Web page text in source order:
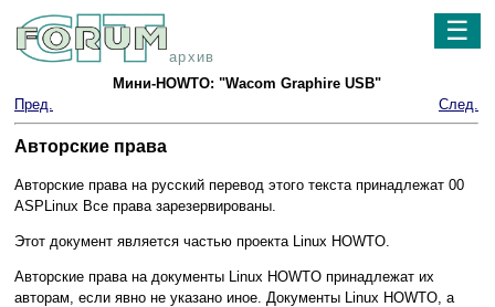
архив
☰
Мини-HOWTO: "Wacom Graphire USB"
Пред.
След.
Авторские права
Авторские права на русский перевод этого текста принадлежат 00
ASPLinux Все права зарезервированы.
Этот документ является частью проекта Linux HOWTO.
Авторские права на документы Linux HOWTO принадлежат их
авторам, если явно не указано иное. Документы Linux HOWTO, а